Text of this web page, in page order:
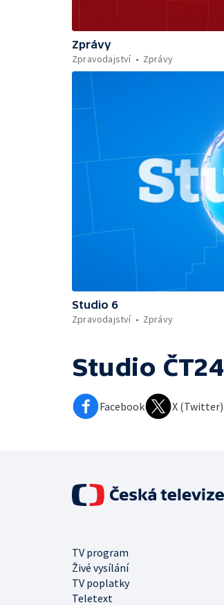
Zprávy
Zpravodajství
Zprávy
Studio 6
Zpravodajství
Zprávy
Studio ČT24
Facebook X (Twitter)
TV program
Živé vysílání
TV poplatky
Teletext